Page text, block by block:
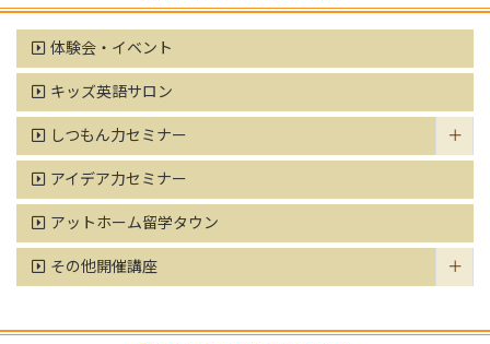
体験会・イベント
キッズ英語サロン
しつもん力セミナー
アイデア力セミナー
アットホーム留学タウン
その他開催講座